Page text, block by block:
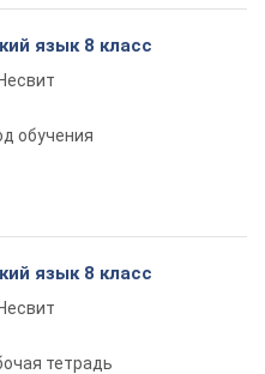
язык 8 класс
обучения
язык 8 класс
тетрадь